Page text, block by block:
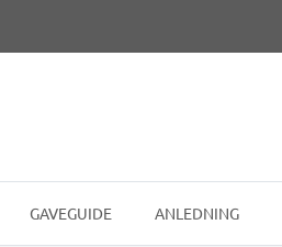
GAVEGUIDE ANLEDNING